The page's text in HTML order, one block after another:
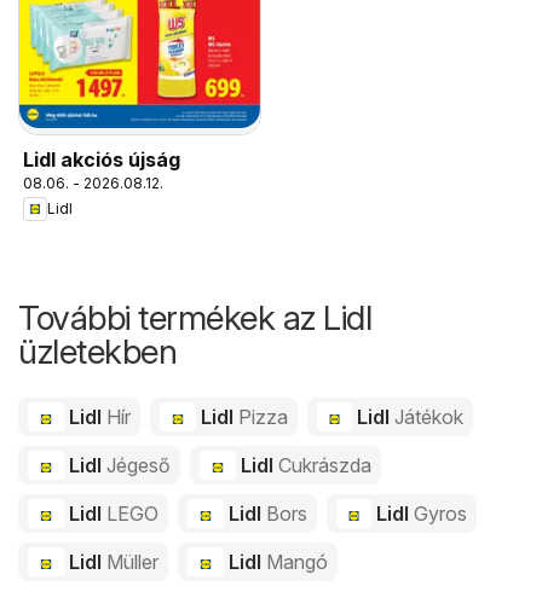
Lidl akciós újság
08.06. - 2026.08.12.
Lidl
További termékek az Lidl
üzletekben
Lidl Hír Lidl Pizza LidlJátékok
Lidl Jégeső Lidl Cukrászda
Lidl LEGO Lidl Bors LidlGyros
Lidl Müller Lidl Mangó